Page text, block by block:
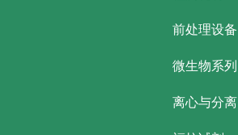
前处理设备
微生物系列
离心与分离